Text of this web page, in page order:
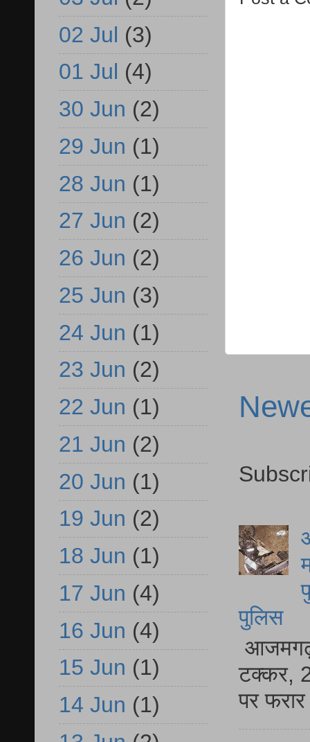
पुलिस
आजमगढ़
टक्कर,
पर
02 Jul (3)
01 Jul (4)
30 Jun (2)
29 Jun (1)
28 Jun (1)
27 Jun (2)
26 Jun (2)
25 Jun (3)
24 Jun (1)
23 Jun (2)
22 Jun (1)
21 Jun (2)
20 Jun (1)
19 Jun (2)
18 Jun (1)
17 Jun (4)
16 Jun (4)
15 Jun (1)
14 Jun (1)